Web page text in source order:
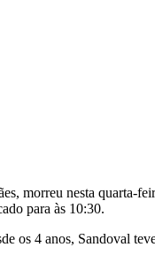
morreu nesta quarta-
para às 10:30.
os 4 anos, Sandoval